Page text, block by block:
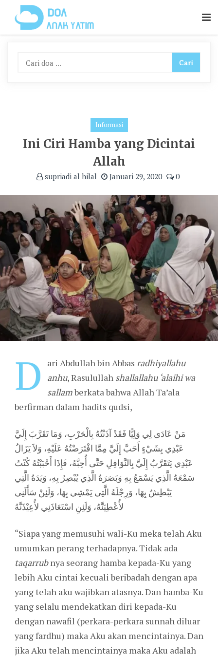
Content
Informasi
Ini Ciri Hamba yang Dicintai
Allah
supriadi al hilal Januari 29, 2020 0
D ari Abdullah bin Abbas radhiyallahu
anhu, Rasulullah shallallahu ‘alaihi wa
sallamberkata bahwa Allah Ta’ala
berfirman dalam hadits qudsi,
مَنْ عَادَى لِي وَلِيًّا فَقَدْ آذَنْتُهُ بِالْحَرْبِ، وَمَا تَقَرَّبَ إِلَيَّ
عَبْدِي بِشَيْءٍ أَحَبَّ إِلَيَّ مِمَّا افْتَرَضْتُهُ عَلَيْهِ، وَلاَ يَزَالُ
عَبْدِي يَتَقَرَّبُ إِلَيَّ بِالنَّوَافِلِ حَتَّى أُحِبَّهُ، فَإِذَا أَحْبَبْتُهُ كُنْتُ
سَمْعَهُ الَّذِي يَسْمَعُ بِهِ وَبَصَرَهُ الَّذِي يُبْصِرُ بِهِ، وَيَدَهُ الَّتِي
يَبْطِشُ بِهَا، وَرِجْلَهُ الَّتِي يَمْشِي بِهَا، وَلَئِنْ سَأَلَنِي
لأُعْطِيَنَّهُ، وَلَئِنِ اسْتَعَاذَنِي لأُعِيْذَنَّهُ
“Siapa yang memusuhi wali-Ku meka telah Aku
umumkan perang terhadapnya. Tidak ada
taqarrubnya seorang hamba kepada-Ku yang
lebih Aku cintai kecuali beribadah dengan apa
yang telah aku wajibkan atasnya. Dan hamba-Ku
yang selalu mendekatkan diri kepada-Ku
dengan nawafil (perkara-perkara sunnah diluar
yang fardhu) maka Aku akan mencintainya. Dan
jika Aku telah mencintainya maka Aku adalah